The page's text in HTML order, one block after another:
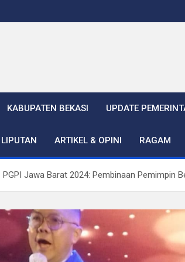
KABUPATEN BEKASI UPDATE
LIPUTAN ARTIKEL & OPINI RAGAM
PGPI Jawa Barat 2024: Pembinaan Pemimpin